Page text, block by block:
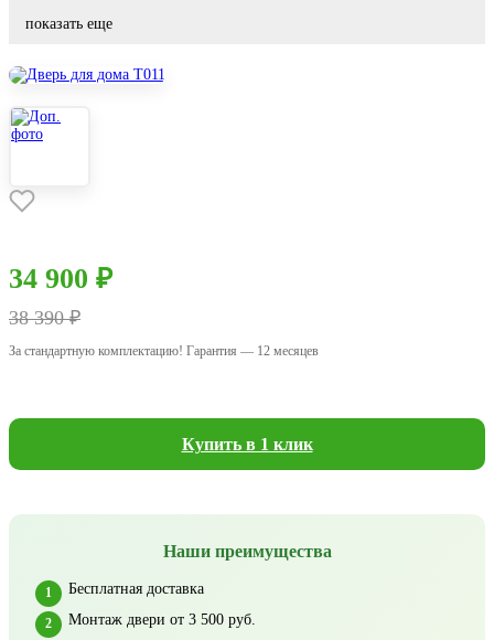
показать еще
34 900 ₽
38 390 ₽
За стандартную комплектацию! Гарантия — 12 месяцев
Купить в 1 клик
Наши преимущества
Бесплатная доставка
Монтаж двери от 3 500 руб.